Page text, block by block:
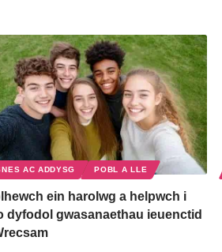
AC ADDYSG POBL A LLE
ein harolwg a helpwch i
dyfodol gwasanaethau ieuenctid